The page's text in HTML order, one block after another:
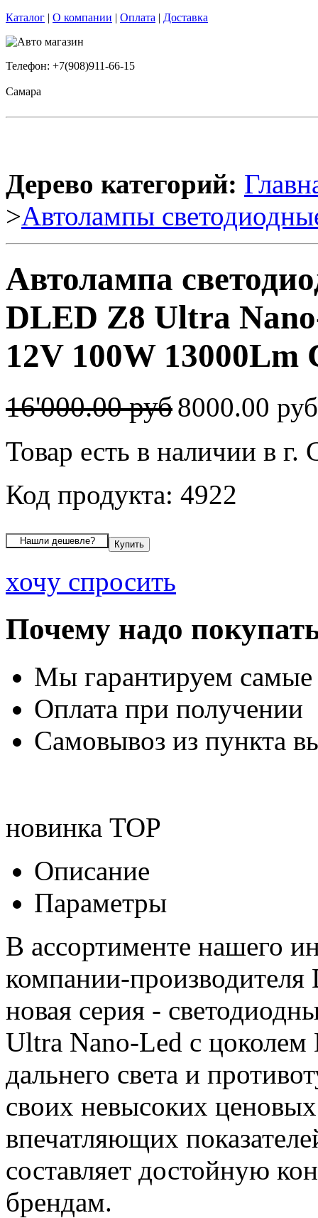
Каталог | О компании | Оплата | Доставка
Телефон: +7(908)911-66-15
Самара
Дерево категорий:
>Автолампы
Автолампа
DLED Z8 Ultra
12V 100W 13000Lm
16'000.00 руб8000.00
Товар есть в наличии в г.
Код продукта: 4922
хочу спросить
Почему надо
Мы гарантируем
Оплата при получении
Самовывоз из пункта
новинка TOP
Описание
Параметры
В ассортименте нашего
компании-производителя
новая серия -
Ultra Nano-Led с цоколем
дальнего света и
своих невысоких
впечатляющих
составляет достойную
брендам.